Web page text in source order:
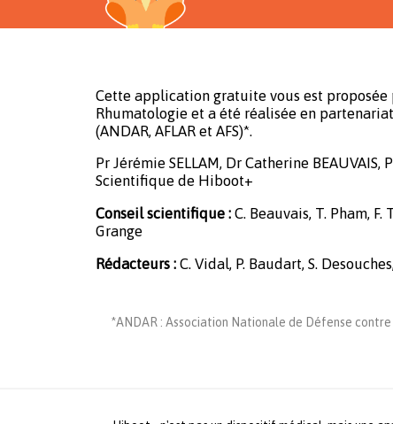
Cette application gratuite vous est proposée
Rhumatologie et a été réalisée en
(ANDAR, AFLAR et AFS)*.
Pr Jérémie SELLAM, Dr Catherine
Scientifique de Hiboot+
Conseil scientifique : C. Beauvais, T. Pham, F.
Grange
Rédacteurs : C. Vidal, P. Baudart, S.
*ANDAR : Association Nationale de Défense